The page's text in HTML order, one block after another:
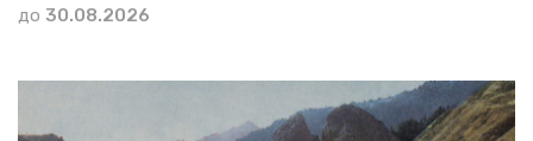
до 30.08.2026